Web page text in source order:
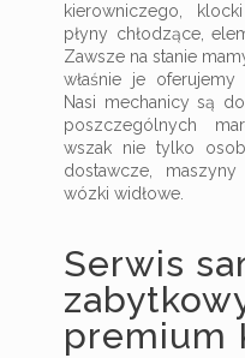
kierowniczego,
płyny chłodzące,
Zawsze na stanie
właśnie je
Nasi mechanicy są
poszczególnych
wszak nie tylko
dostawcze,
wózki widłowe.
Serwis
premium